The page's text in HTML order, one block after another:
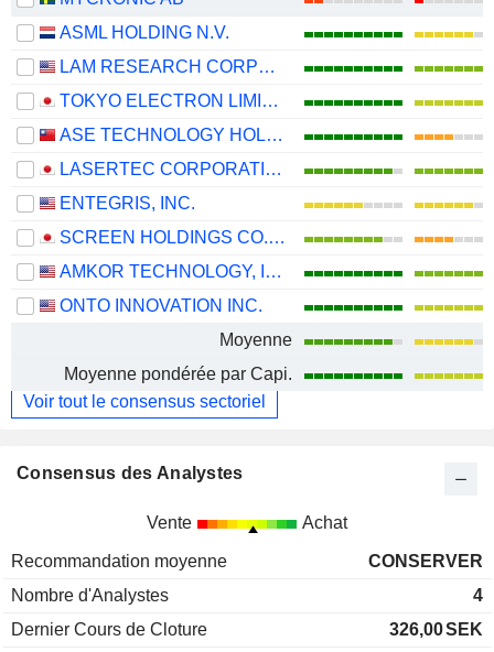
ASML HOLDING N.V.
LAM RESEARCH CORPORATION
TOKYO ELECTRON LIMITED
ASE TECHNOLOGY HOLDING CO., LTD.
LASERTEC CORPORATION
ENTEGRIS, INC.
SCREEN HOLDINGS CO., LTD.
AMKOR TECHNOLOGY, INC.
ONTO INNOVATION INC.
Moyenne
Moyenne pondérée par Capi.
Voir tout le consensus sectoriel
Consensus des Analystes
Vente Achat
Recommandation moyenne
CONSERVER
Nombre d'Analystes
4
Dernier Cours de Cloture
326,00SEK